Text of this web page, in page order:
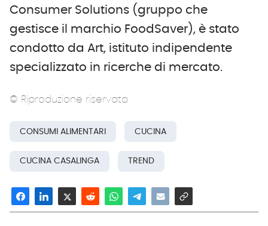
Consumer Solutions (gruppo che
gestisce il marchio FoodSaver), è stato
condotto da Art, istituto indipendente
specializzato in ricerche di mercato.
© Riproduzione riservata
CONSUMI ALIMENTARI CUCINA
CUCINA CASALINGA TREND